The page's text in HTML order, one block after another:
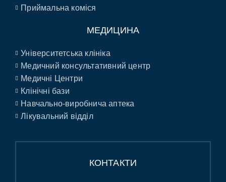
Приймальна коміся
МЕДИЦИНА
Університетська клініка
Медичний консультативний центр
Медичні Центри
Клінічні бази
Навчально-виробнича аптека
Лікувальний відділ
КОНТАКТИ